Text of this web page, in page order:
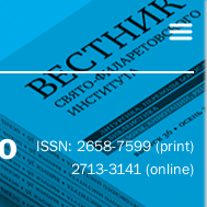
ISSN: 2658-7599 (print)
2713-3141 (online)